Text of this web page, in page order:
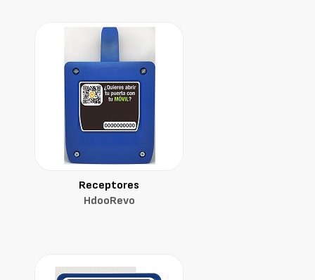
Receptores
HdooRevo